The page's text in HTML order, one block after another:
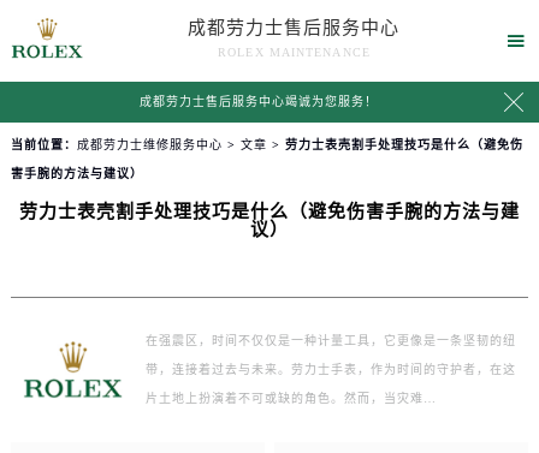
成都劳力士售后服务中心
ROLEX MAINTENANCE

成都劳力士售后服务中心竭诚为您服务！ 
当前位置： 成都劳力士维修服务中心 > 文章 > 劳力士表壳割手处理技巧是什么（避免伤
害手腕的方法与建议）
劳力士表壳割手处理技巧是什么（避免伤害手腕的方法与建
议）
在强震区，时间不仅仅是一种计量工具，它更像是一条坚韧的纽
带，连接着过去与未来。劳力士手表，作为时间的守护者，在这
片土地上扮演着不可或缺的角色。然而，当灾难…